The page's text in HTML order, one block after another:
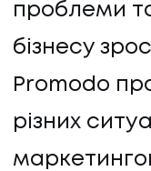
проблеми
бізнесу
Promodo
різних